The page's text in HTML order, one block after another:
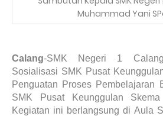
Muhammad Yani
Calang-SMK Negeri 1
Sosialisasi SMK Pusat
Penguatan Proses Pembelajaran
SMK Pusat Keunggulan
Kegiatan ini berlangsung di Aula